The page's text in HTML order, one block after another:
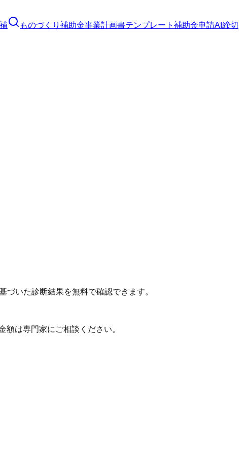
ものづくり補助金事業計画書テンプレート 補助金申請AI 締切
いた診断結果を無料で確認できます。
は専門家にご相談ください。